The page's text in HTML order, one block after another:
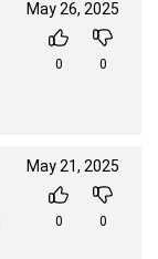
May 26, 2025
0 0
May 21, 2025
0 0